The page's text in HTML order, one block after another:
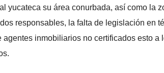
yucateca su área conurbada, así como la
responsables, la falta de legislación en
agentes inmobiliarios no certificados esto